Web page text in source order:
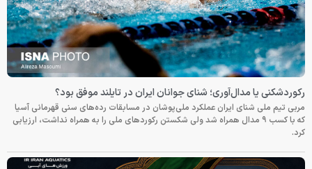
رکوردشکنی یا مدال‌آوری؛ شنای جوانان ایران در تایلند موفق بود؟
مربی تیم ملی شنای ایران عملکرد ملی‌پوشان در مسابقات رده‌های سنی قهرمانی آسیا
که با کسب ۹ مدال همراه شد ولی شکستن رکوردهای ملی را به همراه نداشت، ارزیابی
کرد.